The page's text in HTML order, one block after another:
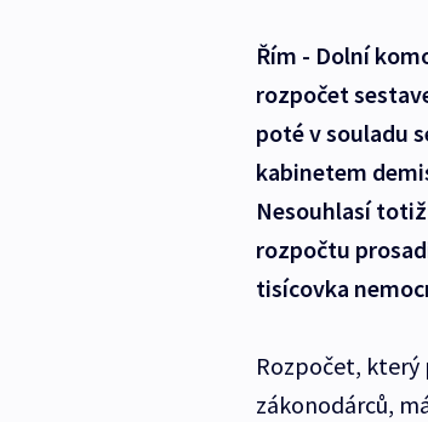
Řím - Dolní
rozpočet
poté v souladu
kabinetem
Nesouhlasí
rozpočtu
tisícovka
Rozpočet, který
zákonodárců,